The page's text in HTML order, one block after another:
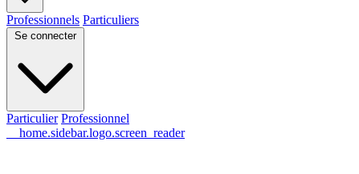
Professionnels Particuliers
Se connecter
Particulier Professionnel
__home.sidebar.logo.screen_reader